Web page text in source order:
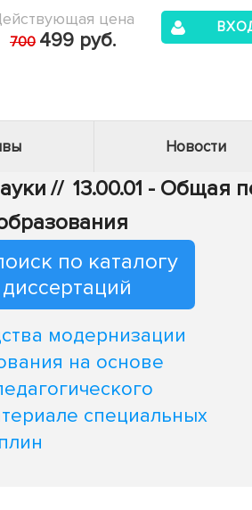
цена
700 499 руб.
Новости
// 13.00.01 - Общая
по каталогу
модернизации
на основе
специальных